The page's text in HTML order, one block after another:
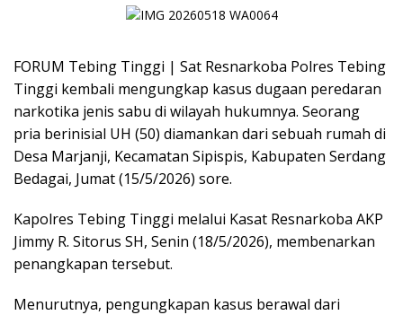
FORUM Tebing Tinggi | Sat Resnarkoba Polres Tebing
Tinggi kembali mengungkap kasus dugaan peredaran
narkotika jenis sabu di wilayah hukumnya. Seorang
pria berinisial UH (50) diamankan dari sebuah rumah di
Desa Marjanji, Kecamatan Sipispis, Kabupaten Serdang
Bedagai, Jumat (15/5/2026) sore.
Kapolres Tebing Tinggi melalui Kasat Resnarkoba AKP
Jimmy R. Sitorus SH, Senin (18/5/2026), membenarkan
penangkapan tersebut.
Menurutnya, pengungkapan kasus berawal dari